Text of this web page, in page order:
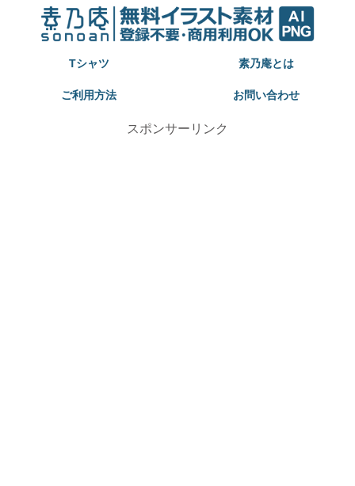
Tシャツ 素乃庵とは
ご利用方法 お問い合わせ
スポンサーリンク